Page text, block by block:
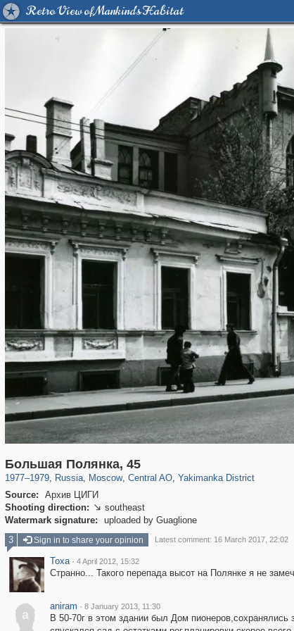
Retro View of Mankind's Habitat
Большая Полянка, 45
1977–1979, Russia
1,406,056 29,243
, Moscow
319,746 8,286
, Central AO
159,951
, Yakimanka District
Source:
Архив ЦИГИ
Shooting direction:  southeast
Watermark signature:
uploaded by Guaglione
3 Sign in to share your opinion Latest comment: 16 March 2017, 22:02
Toxa · 4 April 2012, 15:32
Странно... Такого перепада высот на Полянке я не
a
aniram · 8 January 2013, 11:30
В 50-70г в этом здании был Дом